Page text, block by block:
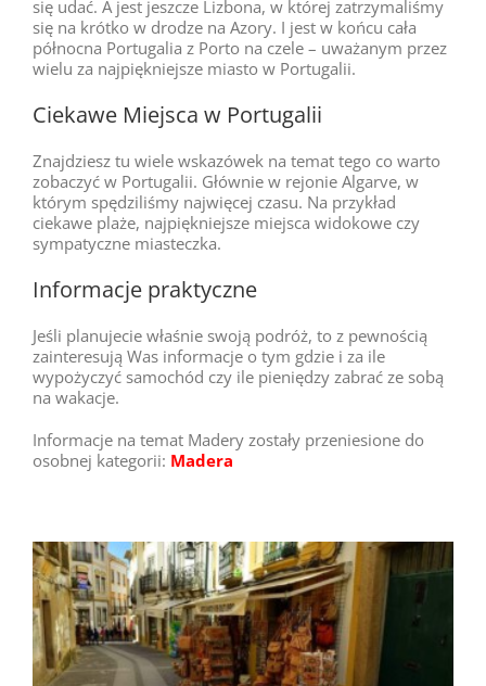
się udać. A jest jeszcze Lizbona, w której zatrzymaliśmy
się na krótko w drodze na Azory. I jest w końcu cała
północna Portugalia z Porto na czele – uważanym przez
wielu za najpiękniejsze miasto w Portugalii.
Ciekawe Miejsca w Portugalii
Znajdziesz tu wiele wskazówek na temat tego co warto
zobaczyć w Portugalii. Głównie w rejonie Algarve, w
którym spędziliśmy najwięcej czasu. Na przykład
ciekawe plaże, najpiękniejsze miejsca widokowe czy
sympatyczne miasteczka.
Informacje praktyczne
Jeśli planujecie właśnie swoją podróż, to z pewnością
zainteresują Was informacje o tym gdzie i za ile
wypożyczyć samochód czy ile pieniędzy zabrać ze sobą
na wakacje.
Informacje na temat Madery zostały przeniesione do
osobnej kategorii: Madera